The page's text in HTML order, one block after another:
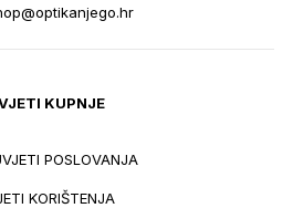
KUPNJE
POSLOVANJA
KORIŠTENJA